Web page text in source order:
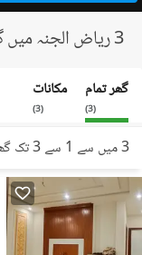
3 ریاض الجنہ میں گھر برائے فروخت
گھر تمام
(
3
)
مکانات
(
3
)
3 میں سے 1 سے 3 تک گھر